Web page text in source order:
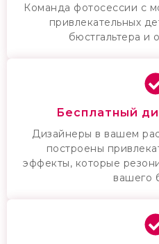
Команда фотосессии с
привлекательных
бюстгальтера и
Бесплатный
Дизайнеры в вашем
построены
эффекты, которые
вашего